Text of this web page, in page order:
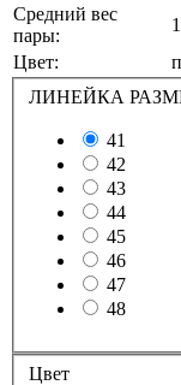
Средний вес
пары:
Цвет:
ЛИНЕЙКА
41
42
43
44
45
46
47
48
Цвет